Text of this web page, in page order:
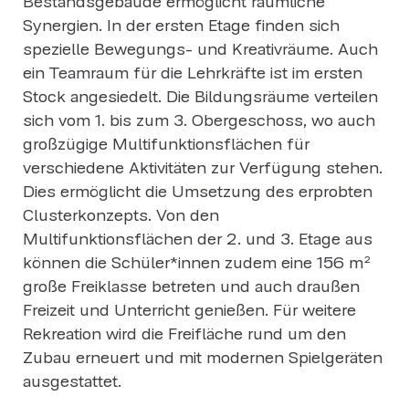
Synergien. In der ersten Etage finden sich
spezielle Bewegungs- und Kreativräume. Auch
ein Teamraum für die Lehrkräfte ist im ersten
Stock angesiedelt. Die Bildungsräume verteilen
sich vom 1. bis zum 3. Obergeschoss, wo auch
großzügige Multifunktionsflächen für
verschiedene Aktivitäten zur Verfügung stehen.
Dies ermöglicht die Umsetzung des erprobten
Clusterkonzepts. Von den
Multifunktionsflächen der 2. und 3. Etage aus
können die Schüler*innen zudem eine 156 m²
große Freiklasse betreten und auch draußen
Freizeit und Unterricht genießen. Für weitere
Rekreation wird die Freifläche rund um den
Zubau erneuert und mit modernen Spielgeräten
ausgestattet.